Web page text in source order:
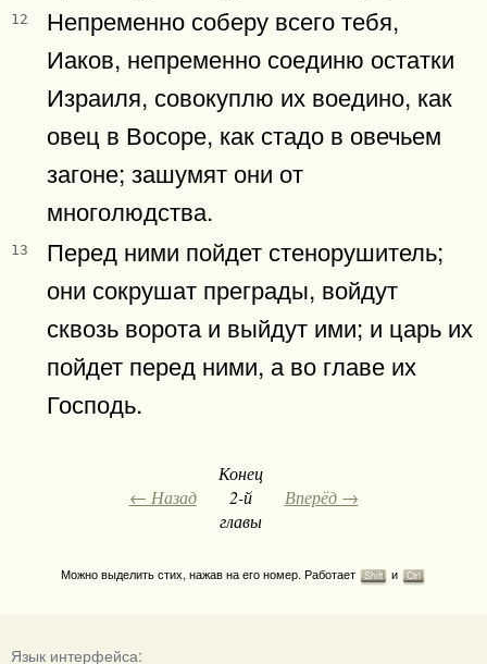
12
Непременно соберу всего тебя,
Иаков, непременно соединю остатки
Израиля, совокуплю их воедино, как
овец в Восоре, как стадо в овечьем
загоне; зашумят они от
многолюдства.
13
Перед ними пойдет стенорушитель;
они сокрушат преграды, войдут
сквозь ворота и выйдут ими; и царь их
пойдет перед ними, а во главе их
Господь.
← Назад
Конец
2-й
главы
Вперёд →
Можно выделить стих, нажав на его номер. Работает Shift и Ctrl
Язык интерфейса: